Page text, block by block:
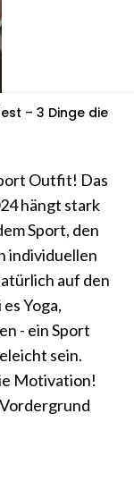
– 3 Dinge die
Outfit! Das
hängt stark
Sport, den
individuellen
auf den
Yoga,
- ein Sport
sein.
Motivation!